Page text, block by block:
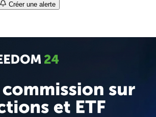
Créer une alerte